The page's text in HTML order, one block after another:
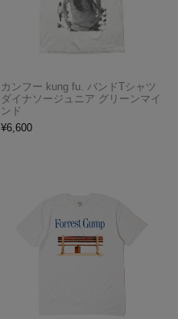
カンフー kung fu. バンドTシャツ
ダイナソージュニア グリーンマイ
ンド
¥6,600